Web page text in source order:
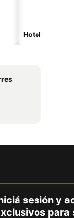
Hoteles de playa
sesión y
para